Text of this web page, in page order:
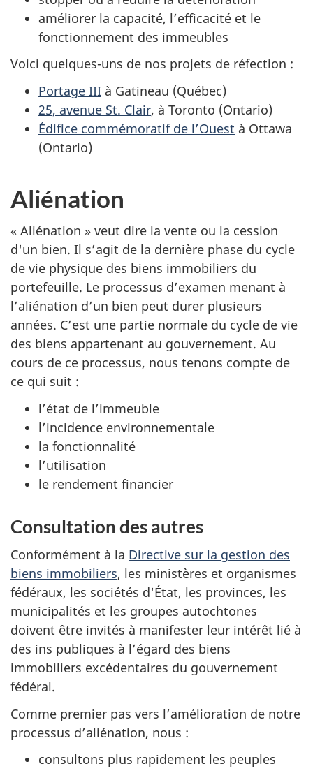
améliorer la capacité, l’efficacité et le
fonctionnement des immeubles
Voici quelques-uns de nos projets de réfection :
Portage III à Gatineau (Québec)
25, avenue St. Clair, à Toronto (Ontario)
Édifice commémoratif de l’Ouest à Ottawa
(Ontario)
Aliénation
« Aliénation » veut dire la vente ou la cession
d'un bien. Il s’agit de la dernière phase du cycle
de vie physique des biens immobiliers du
portefeuille. Le processus d’examen menant à
l’aliénation d’un bien peut durer plusieurs
années. C’est une partie normale du cycle de vie
des biens appartenant au gouvernement. Au
cours de ce processus, nous tenons compte de
ce qui suit :
l’état de l’immeuble
l’incidence environnementale
la fonctionnalité
l’utilisation
le rendement financier
Consultation des autres
Conformément à la Directive sur la gestion des
biens immobiliers, les ministères et organismes
fédéraux, les sociétés d'État, les provinces, les
municipalités et les groupes autochtones
doivent être invités à manifester leur intérêt lié à
des ins publiques à l’égard des biens
immobiliers excédentaires du gouvernement
fédéral.
Comme premier pas vers l’amélioration de notre
processus d’aliénation, nous :
consultons plus rapidement les peuples